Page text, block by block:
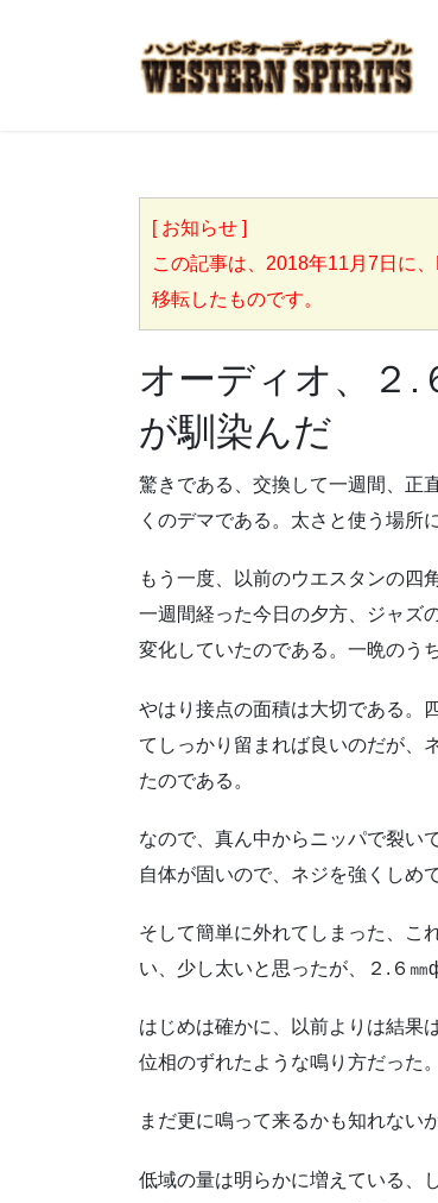
[ お知らせ ]
この記事は、2018年11月7日に
移転したものです。
オーディオ、２.
が馴染んだ
驚きである、交換して一週間、正
くのデマである。太さと使う場所
もう一度、以前のウエスタンの四
一週間経った今日の夕方、ジャズ
変化していたのである。一晩のう
やはり接点の面積は大切である。
てしっかり留まれば良いのだが、
たのである。
なので、真ん中からニッパで裂い
自体が固いので、ネジを強くしめ
そして簡単に外れてしまった、こ
い、少し太いと思ったが、２.６㎜
はじめは確かに、以前よりは結果
位相のずれたような鳴り方だった
まだ更に鳴って来るかも知れない
低域の量は明らかに増えている、